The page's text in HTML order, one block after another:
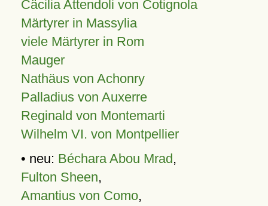
Cäcilia Attendoli von Cotignola
Märtyrer in Massylia
viele Märtyrer in Rom
Mauger
Nathäus von Achonry
Palladius von Auxerre
Reginald von Montemarti
Wilhelm VI. von Montpellier
• neu: Béchara Abou Mrad,
Fulton Sheen,
Amantius von Como,